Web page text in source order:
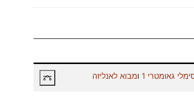
גאומטרי 1 ומבוא לאנליזה תרשים